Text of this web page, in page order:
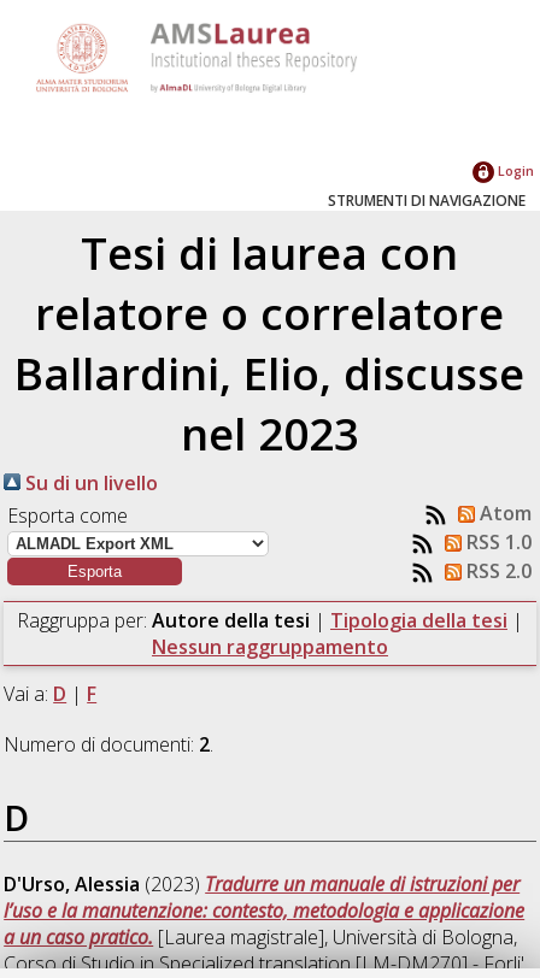
Login
STRUMENTI DI NAVIGAZIONE
Tesi di laurea con
relatore o correlatore
Ballardini, Elio, discusse
nel 2023
Su di un livello
Esporta come
Atom
RSS 1.0
RSS 2.0
Raggruppa per: Autore della tesi | Tipologia della tesi |
Nessun raggruppamento
Vai a: D | F
Numero di documenti: 2.
D
D'Urso, Alessia (2023) Tradurre un manuale di istruzioni per
l’uso e la manutenzione: contesto, metodologia e applicazione
a un caso pratico. [Laurea magistrale], Università di Bologna,
Corso di Studio inSpecialized translation [LM-DM270] - Forli',